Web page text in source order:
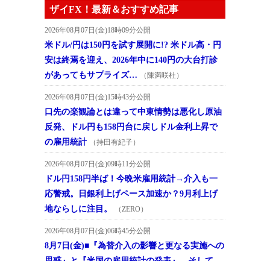
ザイFX！最新＆おすすめ記事
2026年08月07日(金)18時09分公開
米ドル/円は150円を試す展開に!? 米ドル高・円
安は終焉を迎え、2026年中に140円の大台打診
があってもサプライズ…
（陳満咲杜）
2026年08月07日(金)15時43分公開
口先の楽観論とは違って中東情勢は悪化し原油
反発、ドル円も158円台に戻しドル金利上昇で
の雇用統計
（持田有紀子）
2026年08月07日(金)09時11分公開
ドル円158円半ば！今晩米雇用統計→介入も一
応警戒。日銀利上げペース加速か？9月利上げ
地ならしに注目。
（ZERO）
2026年08月07日(金)06時45分公開
8月7日(金)■『為替介入の影響と更なる実施への